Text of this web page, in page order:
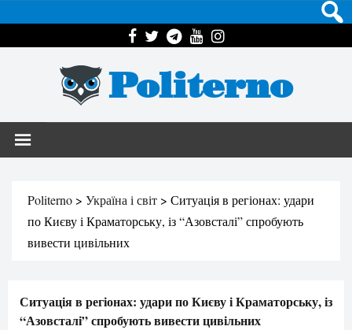
Politerno
Politerno > Україна і світ > Ситуація в регіонах: удари
по Києву і Краматорську, із “Азовсталі” спробують
вивести цивільних
Ситуація в регіонах: удари по Києву і Краматорську, із
“Азовсталі” спробують вивести цивільних